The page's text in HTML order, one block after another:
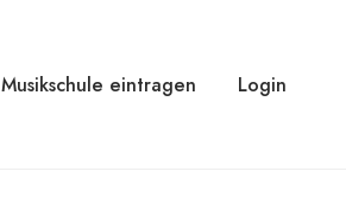
Musikschule eintragen Login